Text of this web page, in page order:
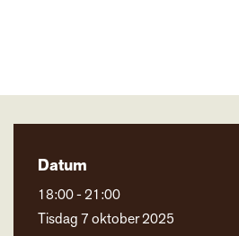
Datum
18:00 - 21:00
Tisdag 7 oktober 2025